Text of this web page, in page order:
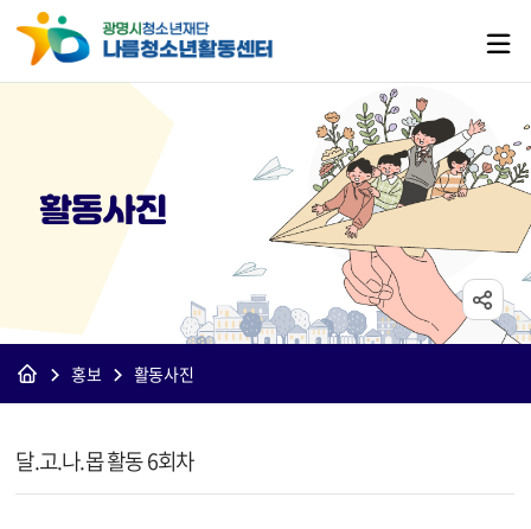
활동사진
홍보 활동사진
달.고.나.몹 활동 6회차